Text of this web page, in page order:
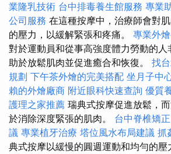
業隆乳技術 台中排毒養生館服務 專業
公司服務 在這種按摩中，治療師會對
的壓力，以緩解緊張和疼痛。 專業外
對於運動員和從事高強度體力勞動的
助於放鬆肌肉並促進癒合和恢復。 找
規劃 下午茶外燴的完美搭配 坐月子中
賴的外燴廠商 附近眼科快速查詢 優質
護理之家推薦 瑞典式按摩促進放鬆，
於消除深度緊張的肌肉。 台中脊椎矯正
議 專業植牙治療 塔位風水布局建議 抓
典式按摩以緩慢的圓週運動和均勻的壓